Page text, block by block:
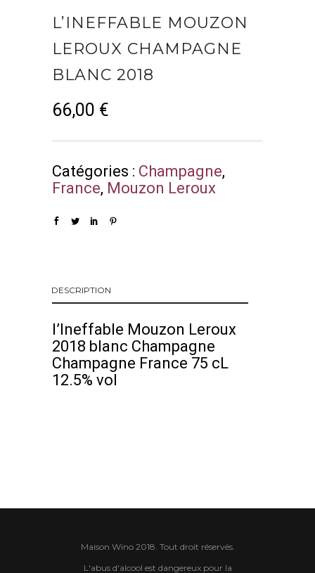
L’INEFFABLE MOUZON
LEROUX CHAMPAGNE
BLANC 2018
66,00 €
Catégories : Champagne,
France, Mouzon Leroux
DESCRIPTION
l’Ineffable Mouzon Leroux
2018 blanc Champagne
Champagne France 75 cL
12.5% vol
Maison Wino 2018. Tout droit réservés.
L'abus d'alcool est dangereux pour la